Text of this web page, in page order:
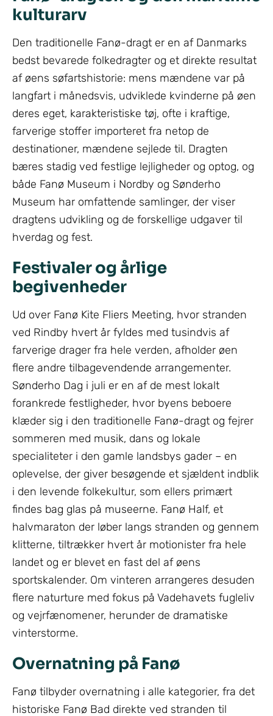
kulturarv
Den traditionelle Fanø-dragt er en af Danmarks
bedst bevarede folkedragter og et direkte resultat
af øens søfartshistorie: mens mændene var på
langfart i månedsvis, udviklede kvinderne på øen
deres eget, karakteristiske tøj, ofte i kraftige,
farverige stoffer importeret fra netop de
destinationer, mændene sejlede til. Dragten
bæres stadig ved festlige lejligheder og optog, og
både Fanø Museum i Nordby og Sønderho
Museum har omfattende samlinger, der viser
dragtens udvikling og de forskellige udgaver til
hverdag og fest.
Festivaler og årlige
begivenheder
Ud over Fanø Kite Fliers Meeting, hvor stranden
ved Rindby hvert år fyldes med tusindvis af
farverige drager fra hele verden, afholder øen
flere andre tilbagevendende arrangementer.
Sønderho Dag i juli er en af de mest lokalt
forankrede festligheder, hvor byens beboere
klæder sig i den traditionelle Fanø-dragt og fejrer
sommeren med musik, dans og lokale
specialiteter i den gamle landsbys gader – en
oplevelse, der giver besøgende et sjældent indblik
i den levende folkekultur, som ellers primært
findes bag glas på museerne. Fanø Half, et
halvmaraton der løber langs stranden og gennem
klitterne, tiltrækker hvert år motionister fra hele
landet og er blevet en fast del af øens
sportskalender. Om vinteren arrangeres desuden
flere naturture med fokus på Vadehavets fugleliv
og vejrfænomener, herunder de dramatiske
vinterstorme.
Overnatning på Fanø
Fanø tilbyder overnatning i alle kategorier, fra det
historiske Fanø Bad direkte ved stranden til